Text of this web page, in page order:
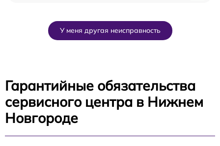
У меня другая неисправность
Гарантийные обязательства
сервисного центра в Нижнем
Новгороде